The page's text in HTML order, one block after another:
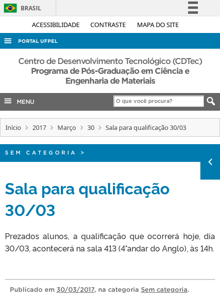
ACESSIBILIDADE CONTRASTE MAPA DO SITE
BRASIL
Simplifique!
Acesso à informação
Legislação
Canais
PORTAL UFPEL
ACESSO À INFORMAÇÃO
AUDITORIA
EDITAIS
TELEFONES
Centro de Desenvolvimento Tecnológico (CDTec)
Programa de Pós-Graduação em Ciência e
Engenharia de Materiais
MENU
Início 2017 Março 30 Sala para qualificação 30/03
SEM CATEGORIA >
Sala para qualificação
30/03
Prezados alunos, a qualificação que ocorrerá hoje, dia
30/03, acontecerá na sala 413 (4°andar do Anglo), às 14h.
Publicado em 30/03/2017, na categoria Sem categoria.